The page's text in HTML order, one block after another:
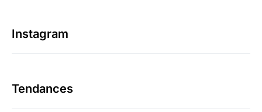
Instagram
Tendances